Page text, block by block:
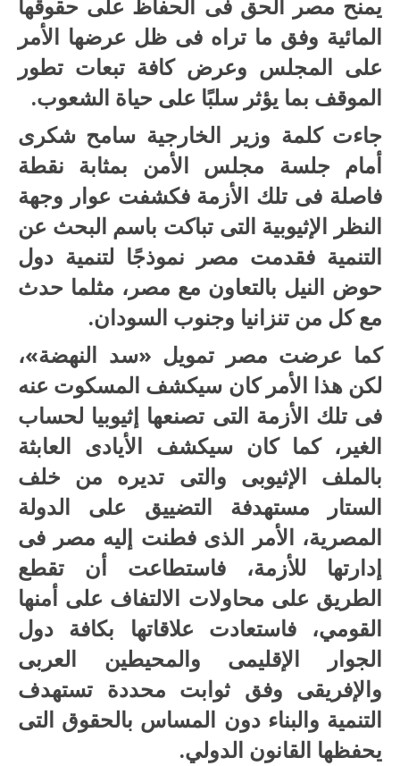
يمنح مصر الحق فى الحفاظ على حقوقها
المائية وفق ما تراه فى ظل عرضها الأمر
على المجلس وعرض كافة تبعات تطور
الموقف بما يؤثر سلبًا على حياة الشعوب.
جاءت كلمة وزير الخارجية سامح شكرى
أمام جلسة مجلس الأمن بمثابة نقطة
فاصلة فى تلك الأزمة فكشفت عوار وجهة
النظر الإثيوبية التى تباكت باسم البحث عن
التنمية فقدمت مصر نموذجًا لتنمية دول
حوض النيل بالتعاون مع مصر، مثلما حدث
مع كل من تنزانيا وجنوب السودان.
كما عرضت مصر تمويل «سد النهضة»،
لكن هذا الأمر كان سيكشف المسكوت عنه
فى تلك الأزمة التى تصنعها إثيوبيا لحساب
الغير، كما كان سيكشف الأيادى العابثة
بالملف الإثيوبى والتى تديره من خلف
الستار مستهدفة التضييق على الدولة
المصرية، الأمر الذى فطنت إليه مصر فى
إدارتها للأزمة، فاستطاعت أن تقطع
الطريق على محاولات الالتفاف على أمنها
القومي، فاستعادت علاقاتها بكافة دول
الجوار الإقليمى والمحيطين العربى
والإفريقى وفق ثوابت محددة تستهدف
التنمية والبناء دون المساس بالحقوق التى
يحفظها القانون الدولي.